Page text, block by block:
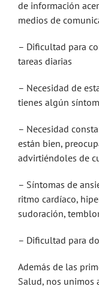
de información
medios de
– Dificultad para
tareas diarias
– Necesidad de
tienes algún
– Necesidad
están bien,
advirtiéndoles de
– Síntomas de
ritmo cardíaco,
sudoración,
– Dificultad para
Además de las
Salud, nos unimos